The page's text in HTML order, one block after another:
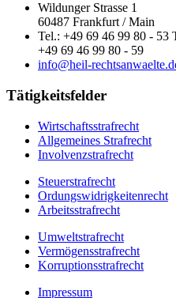
Wildunger Strasse 1
60487 Frankfurt / Main
Tel.: +49 69 46 99 80 - 53
+49 69 46 99 80 - 59
info@heil-
Tätigkeitsfelder
Wirtschaftsstrafrecht
Allgemeines Strafrecht
Involvenzstrafrecht
Steuerstrafrecht
Ordungswidrigkeitenrecht
Arbeitsstrafrecht
Umweltstrafrecht
Vermögensstrafrecht
Korruptionsstrafrecht
Impressum